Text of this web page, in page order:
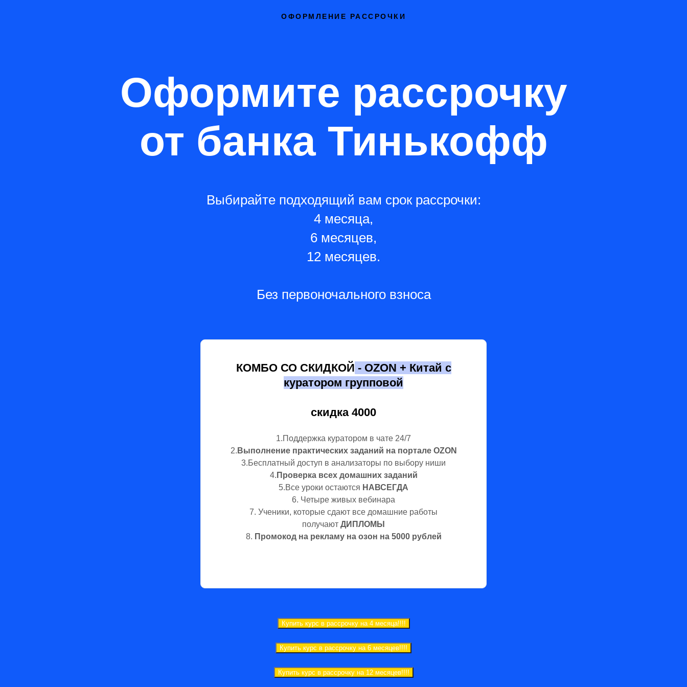
ОФОРМЛЕНИЕ РАССРОЧКИ
Оформите рассрочку
от банка Тинькофф
Выбирайте подходящий вам срок рассрочки:
4 месяца,
6 месяцев,
12 месяцев.
Без первоночального взноса
КОМБО СО СКИДКОЙ - OZON + Китай с
куратором групповой
скидка 4000
1.Поддержка куратором в чате 24/7
2. Выполнение практических заданий на портале OZON
3.Бесплатный доступ в анализаторы по выбору ниши
4. Проверка всех домашних заданий
5.Все уроки остаются НАВСЕГДА
6. Четыре живых вебинара
7. Ученики, которые сдают все домашние работы
получают ДИПЛОМЫ
8. Промокод на рекламу на озон на 5000 рублей
Купить курс в рассрочку на 4 месяца!!!!
Купить курс в рассрочку на 6 месяцев!!!!
Купить курс в рассрочку на 12 месяцев!!!!